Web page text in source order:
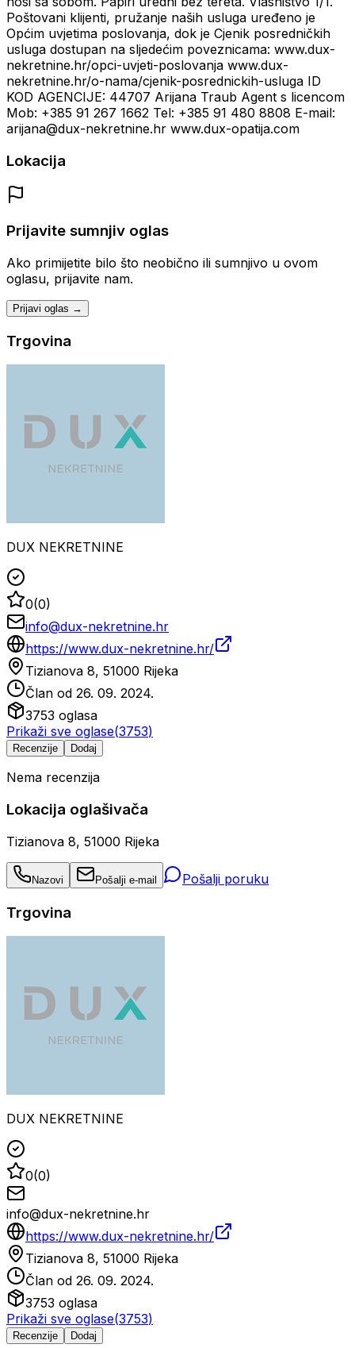
Poštovani klijenti, pružanje naših usluga uređeno je
Općim uvjetima poslovanja, dok je Cjenik posredničkih
usluga dostupan na sljedećim poveznicama: www.dux-
nekretnine.hr/opci-uvjeti-poslovanja www.dux-
nekretnine.hr/o-nama/cjenik-posrednickih-usluga ID
KOD AGENCIJE: 44707 Arijana Traub Agent s licencom
Mob: +385 91 267 1662 Tel: +385 91 480 8808 E-mail:
arijana@dux-nekretnine.hr www.dux-opatija.com
Lokacija
Prijavite sumnjiv oglas
Ako primijetite bilo što neobično ili sumnjivo u ovom
oglasu, prijavite nam.
Prijavi oglas →
Trgovina
DUX NEKRETNINE
0(0)
info@dux-nekretnine.hr
https://www.dux-nekretnine.hr/
Tizianova 8, 51000 Rijeka
Član od 26. 09. 2024.
3753 oglasa
Prikaži sve oglase(3753)
Recenzije Dodaj
Nema recenzija
Lokacija oglašivača
Tizianova 8, 51000 Rijeka
Nazovi Pošalji e-mail Pošalji poruku
Trgovina
DUX NEKRETNINE
0(0)
info@dux-nekretnine.hr
https://www.dux-nekretnine.hr/
Tizianova 8, 51000 Rijeka
Član od 26. 09. 2024.
3753 oglasa
Prikaži sve oglase(3753)
Recenzije Dodaj